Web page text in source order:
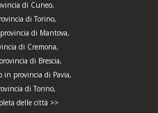
di Cuneo,
di Torino,
di Mantova,
di Cremona,
di Brescia,
in provincia di Pavia,
di Torino,
delle città >>